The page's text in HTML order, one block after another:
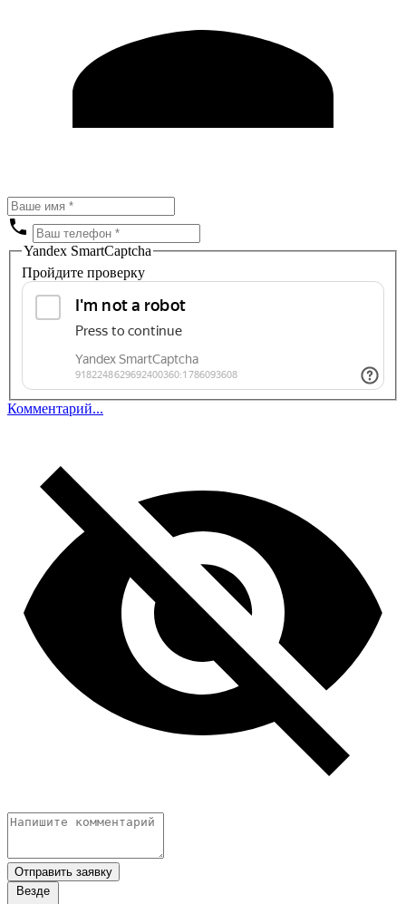
Yandex SmartCaptcha
Пройдите проверку
Комментарий...
Отправить заявку
Везде